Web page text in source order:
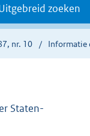
zoeken
nr. 10 Informatie